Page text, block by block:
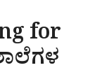
for